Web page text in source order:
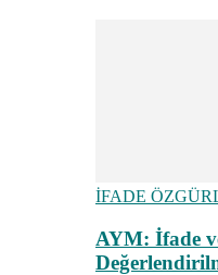
İFADE
AYM: İfade